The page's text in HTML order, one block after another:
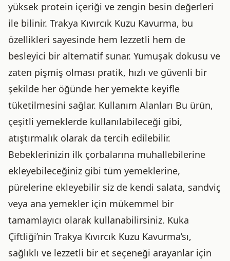
yüksek protein içeriği ve zengin besin değerleri
ile bilinir. Trakya Kıvırcık Kuzu Kavurma, bu
özellikleri sayesinde hem lezzetli hem de
besleyici bir alternatif sunar. Yumuşak dokusu ve
zaten pişmiş olması pratik, hızlı ve güvenli bir
şekilde her öğünde her yemekte keyifle
tüketilmesini sağlar. Kullanım Alanları Bu ürün,
çeşitli yemeklerde kullanılabileceği gibi,
atıştırmalık olarak da tercih edilebilir.
Bebeklerinizin ilk çorbalarına muhallebilerine
ekleyebileceğiniz gibi tüm yemeklerine,
pürelerine ekleyebilir siz de kendi salata, sandviç
veya ana yemekler için mükemmel bir
tamamlayıcı olarak kullanabilirsiniz. Kuka
Çiftliği’nin Trakya Kıvırcık Kuzu Kavurma’sı,
sağlıklı ve lezzetli bir et seçeneği arayanlar için